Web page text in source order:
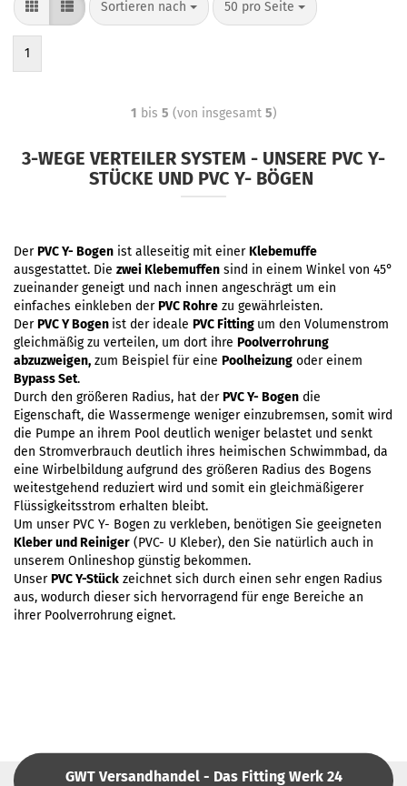
Sortieren nach 50 pro Seite
1
1 bis 5 (von insgesamt 5)
3-WEGE VERTEILER SYSTEM - UNSERE PVC Y-
STÜCKE UND PVC Y- BÖGEN
DerPVC Y- Bogen ist alleseitig mit einerKlebemuffe
ausgestattet. Die zwei Klebemuffen sind in einem Winkel von 45°
zueinander geneigt und nach innen angeschrägt um ein
einfaches einkleben derPVC Rohre zu gewährleisten.
DerPVC Y Bogen ist der ideale PVC Fitting um den Volumenstrom
gleichmäßig zu verteilen, um dort ihre Poolverrohrung
abzuzweigen, zum Beispiel für eine Poolheizung oder einem
Bypass Set.
Durch den größeren Radius, hat derPVC Y- Bogen die
Eigenschaft, die Wassermenge weniger einzubremsen, somit wird
die Pumpe an ihrem Pool deutlich weniger belastet und senkt
den Stromverbrauch deutlich ihres heimischen Schwimmbad, da
eine Wirbelbildung aufgrund des größeren Radius des Bogens
weitestgehend reduziert wird und somit ein gleichmäßigerer
Flüssigkeitsstrom erhalten bleibt.
Um unser PVC Y- Bogen zu verkleben, benötigen Sie geeigneten
Kleber und Reiniger (PVC- U Kleber), den Sie natürlich auch in
unserem Onlineshop günstig bekommen.
UnserPVC Y-Stück zeichnet sich durch einen sehr engen Radius
aus, wodurch dieser sich hervorragend für enge Bereiche an
ihrer Poolverrohrung eignet.
GWT Versandhandel - Das Fitting Werk 24